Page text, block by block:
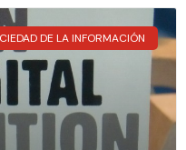
DE LA INFORMACIÓN